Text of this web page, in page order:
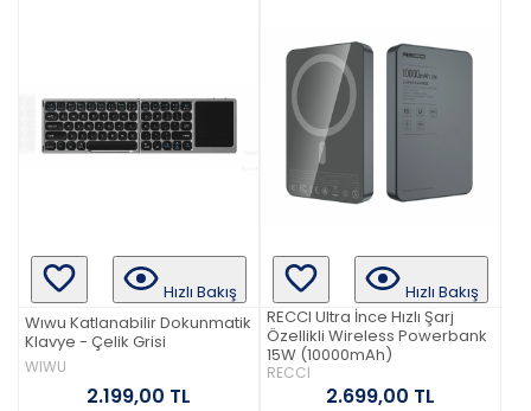
Hızlı Bakış
Wıwu Katlanabilir Dokunmatik
Klavye - Çelik Grisi
WIWU
2.199,00 TL
Hızlı Bakış
RECCI Ultra İnce Hızlı Şarj
Özellikli Wireless Powerbank
15W (10000mAh)
RECCI
2.699,00 TL